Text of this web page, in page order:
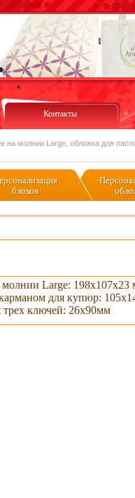
Контакты
на молнии Large, обложка для
блоков
Large:
для купюр:
трех ключей: 26х90мм